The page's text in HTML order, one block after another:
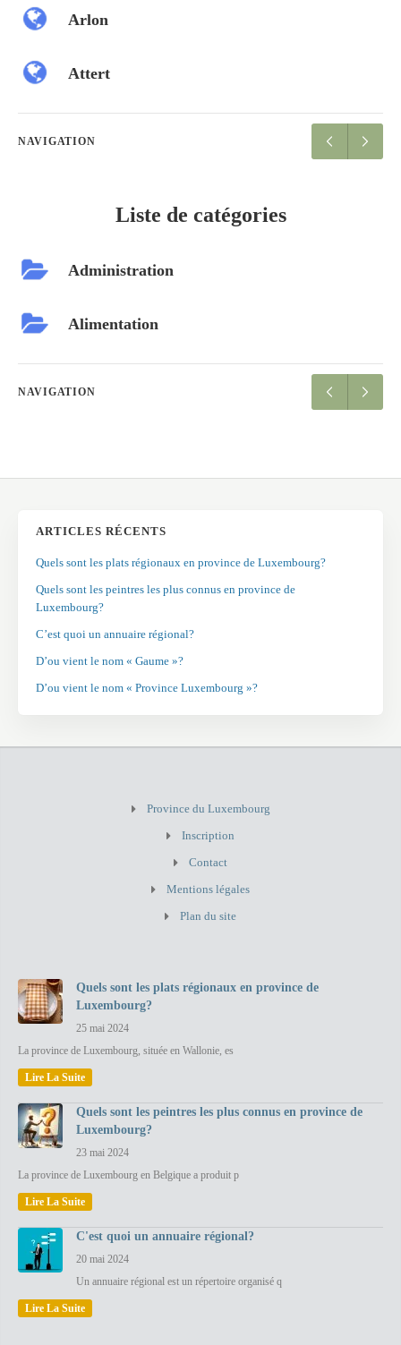
Arlon
Attert
NAVIGATION
Liste de catégories
Administration
Alimentation
NAVIGATION
ARTICLES RÉCENTS
Quels sont les plats régionaux en province de Luxembourg?
Quels sont les peintres les plus connus en province de
Luxembourg?
C’est quoi un annuaire régional?
D’ou vient le nom « Gaume »?
D’ou vient le nom « Province Luxembourg »?
Province du Luxembourg
Inscription
Contact
Mentions légales
Plan du site
Quels sont les plats régionaux en province de
Luxembourg?
25 mai 2024
La province de Luxembourg, située en Wallonie, es
Lire La Suite
Quels sont les peintres les plus connus en province de
Luxembourg?
23 mai 2024
La province de Luxembourg en Belgique a produit p
Lire La Suite
C'est quoi un annuaire régional?
20 mai 2024
Un annuaire régional est un répertoire organisé q
Lire La Suite